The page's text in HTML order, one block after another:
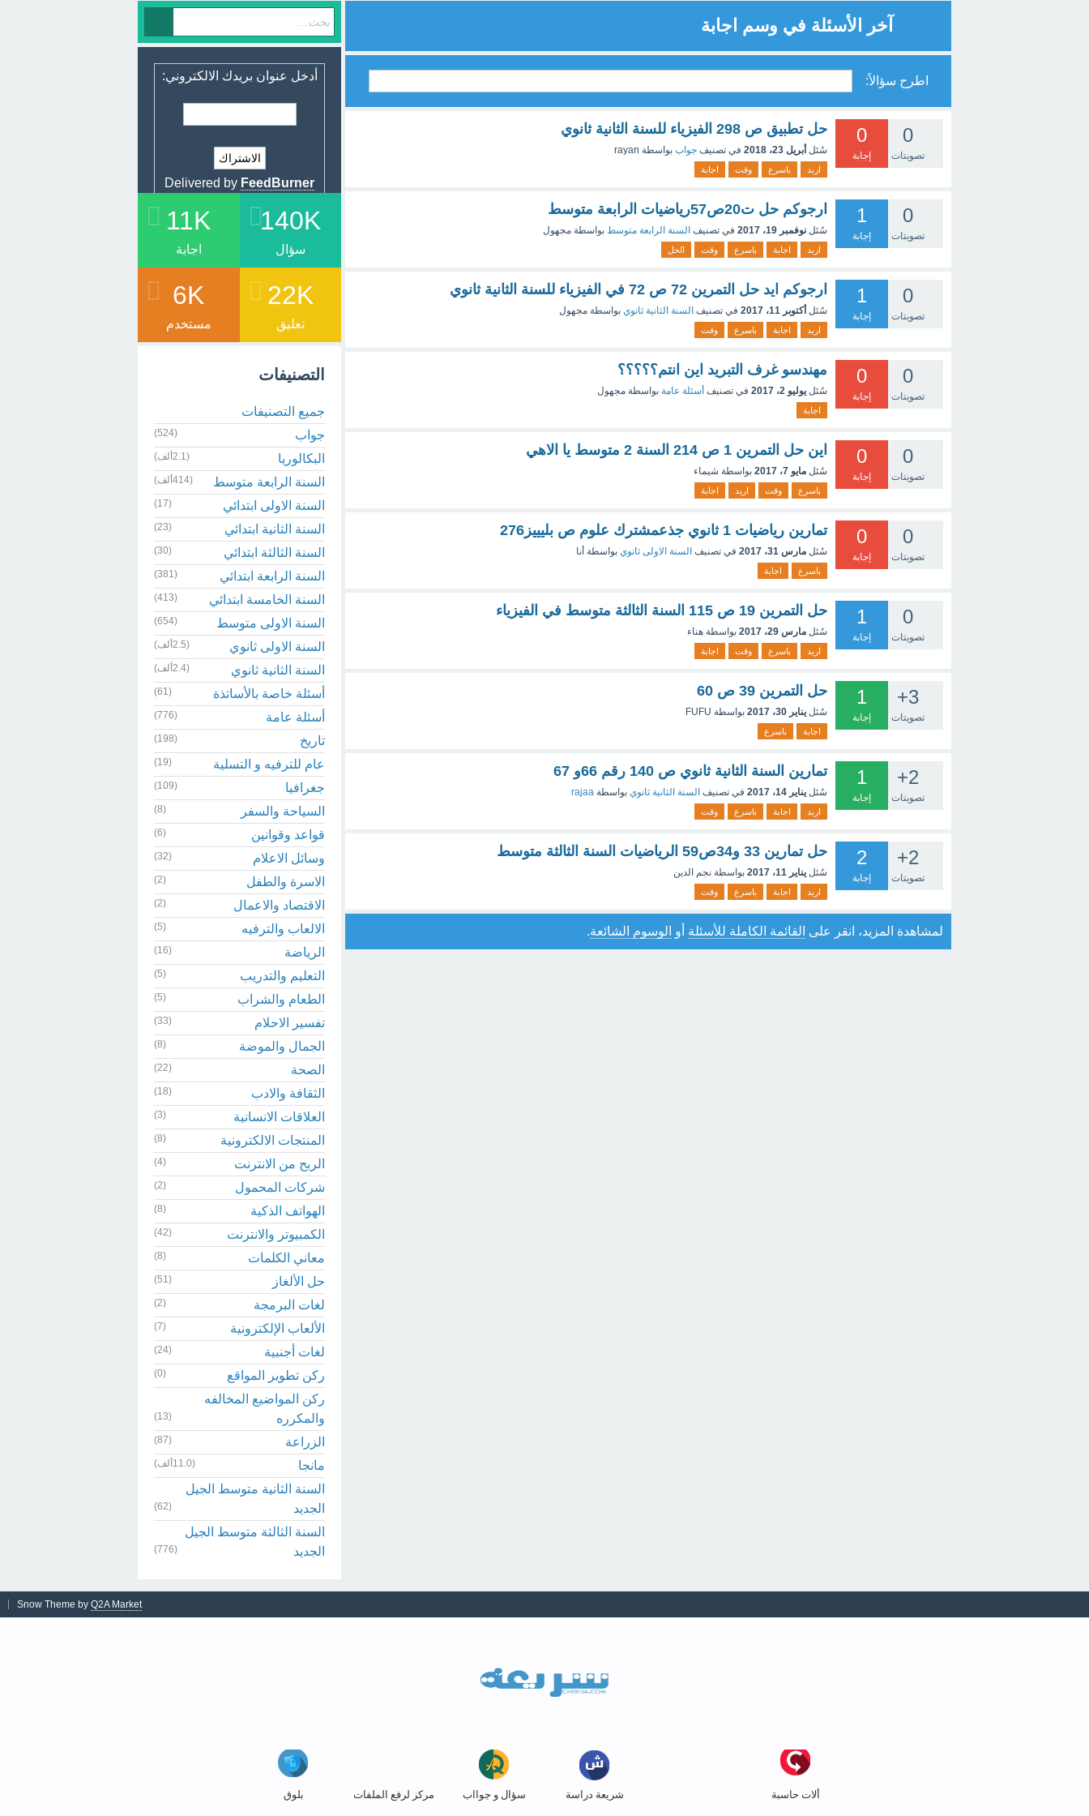
آخر الأسئلة في وسم اجابة
اطرح سؤالاً:
0
تصويتات
0
إجابة
حل تطبيق ص 298 الفيزياء للسنة الثانية ثانوي
سُئل أبريل 23، 2018 في تصنيف جواب بواسطة rayan
اريد باسرع وقت اجابة
0
تصويتات
1
إجابة
ارجوكم حل ت20ص57رياضيات الرابعة متوسط
سُئل نوفمبر 19، 2017 في تصنيف السنة الرابعة متوسط بواسطة مجهول
اريد اجابة باسرع وقت الحل
0
تصويتات
1
إجابة
ارجوكم ايد حل التمرين 72 ص 72 في الفيزياء للسنة الثانية ثانوي
سُئل أكتوبر 11، 2017 في تصنيف السنة الثانية ثانوي بواسطة مجهول
اريد اجابة باسرع وقت
0
تصويتات
0
إجابة
مهندسو غرف التبريد اين انتم؟؟؟؟؟
سُئل يوليو 2، 2017 في تصنيف أسئلة عامة بواسطة مجهول
اجابة
0
تصويتات
0
إجابة
اين حل التمرين 1 ص 214 السنة 2 متوسط يا الاهي
سُئل مايو 7، 2017 بواسطة شيماء
باسرع وقت اريد اجابة
0
تصويتات
0
إجابة
تمارين رياضيات 1 ثانوي جذعمشترك علوم ص بليييز276
سُئل مارس 31، 2017 في تصنيف السنة الاولى ثانوي بواسطة أنا
باسرع اجابة
0
تصويتات
1
إجابة
حل التمرين 19 ص 115 السنة الثالثة متوسط في الفيزياء
سُئل مارس 29، 2017 بواسطة هناء
اريد باسرع وقت اجابة
+3
تصويتات
1
إجابة
حل التمرين 39 ص 60
سُئل يناير 30، 2017 بواسطة FUFU
اجابة باسرع
+2
تصويتات
1
إجابة
تمارين السنة الثانية ثانوي ص 140 رقم 66و 67
سُئل يناير 14، 2017 في تصنيف السنة الثانية ثانوي بواسطة rajaa
اريد اجابة باسرع وقت
+2
تصويتات
2
إجابة
حل تمارين 33 و34ص59 الرياضيات السنة الثالثة متوسط
سُئل يناير 11، 2017 بواسطة نجم الدين
اريد اجابة باسرع وقت
لمشاهدة المزيد، انقر على القائمة الكاملة للأسئلة أو الوسوم الشائعة.
أدخل عنوان بريدك الالكتروني:
Delivered by FeedBurner
140K
سؤال
11K
اجابة
22K
تعليق
6K
مستخدم
التصنيفات
جميع التصنيفات
جواب
(524)
البكالوريا (2.1ألف)
السنة الرابعة متوسط (414ألف)
السنة الاولى ابتدائي (17)
السنة الثانية ابتدائي (23)
السنة الثالثة ابتدائي (30)
السنة الرابعة ابتدائي (381)
السنة الخامسة ابتدائي (413)
السنة الاولى متوسط (654)
السنة الاولى ثانوي (2.5ألف)
السنة الثانية ثانوي (2.4ألف)
أسئلة خاصة بالأساتذة (61)
أسئلة عامة (776)
تاريخ (198)
عام للترفيه و التسلية (19)
جغرافيا (109)
السياحة والسفر (8)
قواعد وقوانين (6)
وسائل الاعلام (32)
الاسرة والطفل (2)
الاقتصاد والاعمال (2)
الالعاب والترفيه (5)
الرياضة (16)
التعليم والتدريب (5)
الطعام والشراب (5)
تفسير الاحلام (33)
الجمال والموضة (8)
الصحة (22)
الثقافة والادب (18)
العلاقات الانسانية (3)
المنتجات الالكترونية (8)
الربح من الانترنت (4)
شركات المحمول (2)
الهواتف الذكية (8)
الكمبيوتر والانترنت (42)
معاني الكلمات (8)
حل الألغاز (51)
لغات البرمجة (2)
الألعاب الإلكترونية (7)
لغات أجنبية (24)
ركن تطوير المواقع (0)
ركن المواضيع المخالفه
والمكرره
(13)
الزراعة (87)
مانجا (11.0ألف)
السنة الثانية متوسط الجيل
الجديد
(62)
السنة الثالثة متوسط الجيل
الجديد
(776)
Snow Theme by Q2A Market